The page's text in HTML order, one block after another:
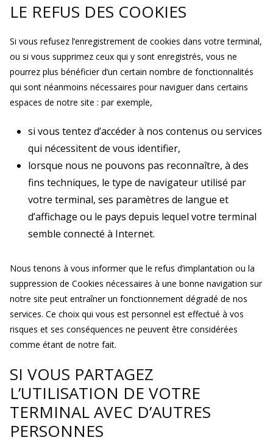
LE REFUS DES COOKIES
Si vous refusez l’enregistrement de cookies dans votre terminal,
ou si vous supprimez ceux qui y sont enregistrés, vous ne
pourrez plus bénéficier d’un certain nombre de fonctionnalités
qui sont néanmoins nécessaires pour naviguer dans certains
espaces de notre site : par exemple,
si vous tentez d’accéder à nos contenus ou services
qui nécessitent de vous identifier,
lorsque nous ne pouvons pas reconnaître, à des
fins techniques, le type de navigateur utilisé par
votre terminal, ses paramètres de langue et
d’affichage ou le pays depuis lequel votre terminal
semble connecté à Internet.
Nous tenons à vous informer que le refus d’implantation ou la
suppression de Cookies nécessaires à une bonne navigation sur
notre site peut entraîner un fonctionnement dégradé de nos
services. Ce choix qui vous est personnel est effectué à vos
risques et ses conséquences ne peuvent être considérées
comme étant de notre fait.
SI VOUS PARTAGEZ
L’UTILISATION DE VOTRE
TERMINAL AVEC D’AUTRES
PERSONNES